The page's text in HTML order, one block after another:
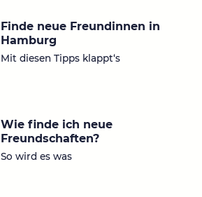
Finde neue Freundinnen in
Hamburg
Mit diesen Tipps klappt‘s
Wie finde ich neue
Freundschaften?
So wird es was